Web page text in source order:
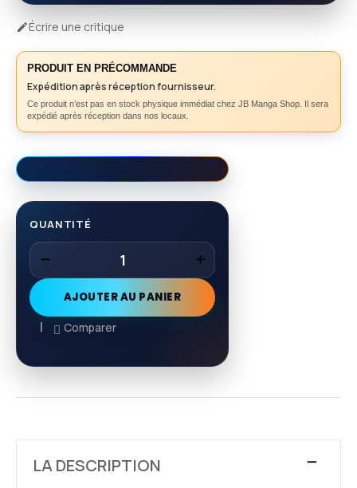
Écrire une critique
PRODUIT EN PRÉCOMMANDE
Expédition après réception fournisseur.
Ce produit n’est pas en stock physique immédiat chez JB Manga Shop. Il sera
expédié après réception dans nos locaux.
QUANTITÉ
AJOUTER AU PANIER
Comparer
LA DESCRIPTION